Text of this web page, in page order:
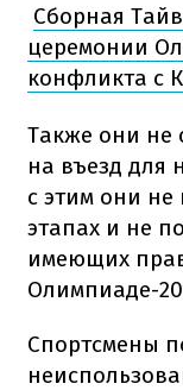
Сборная
церемонии
конфликта с
Также они не
на въезд для
с этим они не
этапах и не
имеющих
Олимпиаде-
Спортсмены